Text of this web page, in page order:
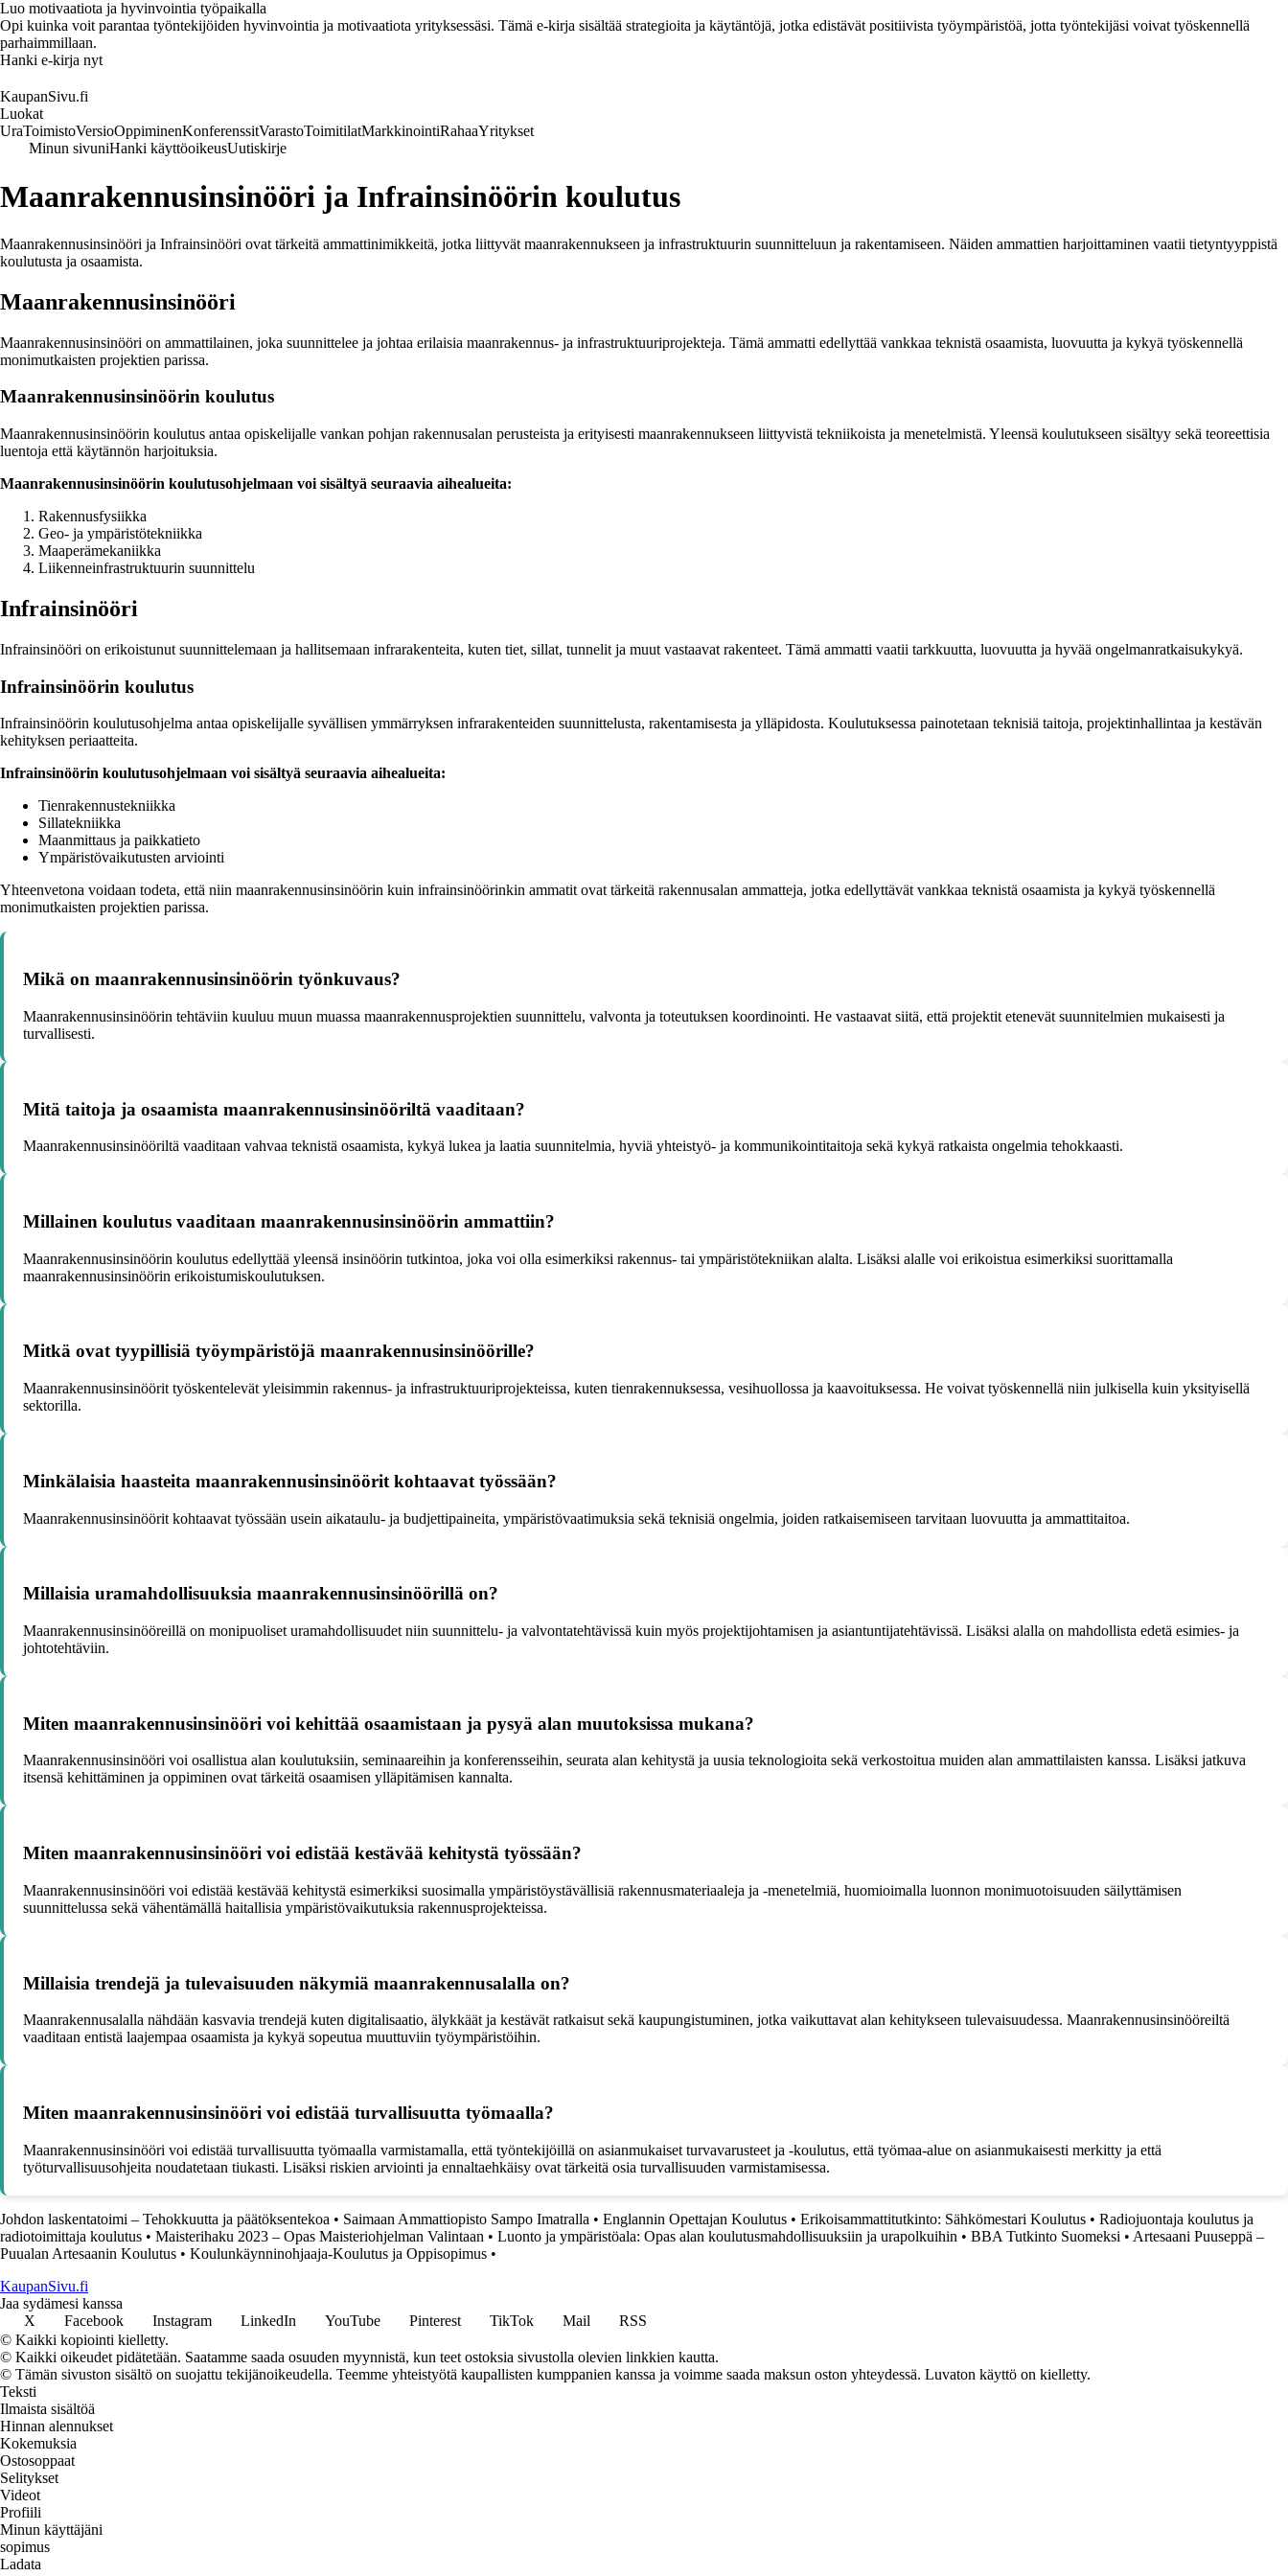
Luo motivaatiota ja hyvinvointia työpaikalla
Opi kuinka voit parantaa työntekijöiden hyvinvointia ja motivaatiota yrityksessäsi. Tämä e-kirja sisältää strategioita ja käytäntöjä, jotka edistävät positiivista työympäristöä, jotta työntekijäsi voivat työskennellä
parhaimmillaan.
Hanki e-kirja nyt
KaupanSivu.fi
Luokat
UraToimistoVersioOppiminenKonferenssitVarastoToimitilatMarkkinointiRahaaYritykset
Minun sivuniHanki käyttöoikeusUutiskirje
Maanrakennusinsinööri ja Infrainsinöörin koulutus
Maanrakennusinsinööri ja Infrainsinööri ovat tärkeitä ammattinimikkeitä, jotka liittyvät maanrakennukseen ja infrastruktuurin suunnitteluun ja rakentamiseen. Näiden ammattien harjoittaminen vaatii tietyntyyppistä
koulutusta ja osaamista.
Maanrakennusinsinööri
Maanrakennusinsinööri on ammattilainen, joka suunnittelee ja johtaa erilaisia maanrakennus- ja infrastruktuuriprojekteja. Tämä ammatti edellyttää vankkaa teknistä osaamista, luovuutta ja kykyä työskennellä
monimutkaisten projektien parissa.
Maanrakennusinsinöörin koulutus
Maanrakennusinsinöörin koulutus antaa opiskelijalle vankan pohjan rakennusalan perusteista ja erityisesti maanrakennukseen liittyvistä tekniikoista ja menetelmistä. Yleensä koulutukseen sisältyy sekä teoreettisia
luentoja että käytännön harjoituksia.
Maanrakennusinsinöörin koulutusohjelmaan voi sisältyä seuraavia aihealueita:
Rakennusfysiikka
Geo- ja ympäristötekniikka
Maaperämekaniikka
Liikenneinfrastruktuurin suunnittelu
Infrainsinööri
Infrainsinööri on erikoistunut suunnittelemaan ja hallitsemaan infrarakenteita, kuten tiet, sillat, tunnelit ja muut vastaavat rakenteet. Tämä ammatti vaatii tarkkuutta, luovuutta ja hyvää ongelmanratkaisukykyä.
Infrainsinöörin koulutus
Infrainsinöörin koulutusohjelma antaa opiskelijalle syvällisen ymmärryksen infrarakenteiden suunnittelusta, rakentamisesta ja ylläpidosta. Koulutuksessa painotetaan teknisiä taitoja, projektinhallintaa ja kestävän
kehityksen periaatteita.
Infrainsinöörin koulutusohjelmaan voi sisältyä seuraavia aihealueita:
Tienrakennustekniikka
Sillatekniikka
Maanmittaus ja paikkatieto
Ympäristövaikutusten arviointi
Yhteenvetona voidaan todeta, että niin maanrakennusinsinöörin kuin infrainsinöörinkin ammatit ovat tärkeitä rakennusalan ammatteja, jotka edellyttävät vankkaa teknistä osaamista ja kykyä työskennellä
monimutkaisten projektien parissa.
Mikä on maanrakennusinsinöörin työnkuvaus?
Maanrakennusinsinöörin tehtäviin kuuluu muun muassa maanrakennusprojektien suunnittelu, valvonta ja toteutuksen koordinointi. He vastaavat siitä, että projektit etenevät suunnitelmien mukaisesti ja
turvallisesti.
Mitä taitoja ja osaamista maanrakennusinsinööriltä vaaditaan?
Maanrakennusinsinööriltä vaaditaan vahvaa teknistä osaamista, kykyä lukea ja laatia suunnitelmia, hyviä yhteistyö- ja kommunikointitaitoja sekä kykyä ratkaista ongelmia tehokkaasti.
Millainen koulutus vaaditaan maanrakennusinsinöörin ammattiin?
Maanrakennusinsinöörin koulutus edellyttää yleensä insinöörin tutkintoa, joka voi olla esimerkiksi rakennus- tai ympäristötekniikan alalta. Lisäksi alalle voi erikoistua esimerkiksi suorittamalla
maanrakennusinsinöörin erikoistumiskoulutuksen.
Mitkä ovat tyypillisiä työympäristöjä maanrakennusinsinöörille?
Maanrakennusinsinöörit työskentelevät yleisimmin rakennus- ja infrastruktuuriprojekteissa, kuten tienrakennuksessa, vesihuollossa ja kaavoituksessa. He voivat työskennellä niin julkisella kuin yksityisellä
sektorilla.
Minkälaisia haasteita maanrakennusinsinöörit kohtaavat työssään?
Maanrakennusinsinöörit kohtaavat työssään usein aikataulu- ja budjettipaineita, ympäristövaatimuksia sekä teknisiä ongelmia, joiden ratkaisemiseen tarvitaan luovuutta ja ammattitaitoa.
Millaisia uramahdollisuuksia maanrakennusinsinöörillä on?
Maanrakennusinsinööreillä on monipuoliset uramahdollisuudet niin suunnittelu- ja valvontatehtävissä kuin myös projektijohtamisen ja asiantuntijatehtävissä. Lisäksi alalla on mahdollista edetä esimies- ja
johtotehtäviin.
Miten maanrakennusinsinööri voi kehittää osaamistaan ja pysyä alan muutoksissa mukana?
Maanrakennusinsinööri voi osallistua alan koulutuksiin, seminaareihin ja konferensseihin, seurata alan kehitystä ja uusia teknologioita sekä verkostoitua muiden alan ammattilaisten kanssa. Lisäksi jatkuva
itsensä kehittäminen ja oppiminen ovat tärkeitä osaamisen ylläpitämisen kannalta.
Miten maanrakennusinsinööri voi edistää kestävää kehitystä työssään?
Maanrakennusinsinööri voi edistää kestävää kehitystä esimerkiksi suosimalla ympäristöystävällisiä rakennusmateriaaleja ja -menetelmiä, huomioimalla luonnon monimuotoisuuden säilyttämisen
suunnittelussa sekä vähentämällä haitallisia ympäristövaikutuksia rakennusprojekteissa.
Millaisia trendejä ja tulevaisuuden näkymiä maanrakennusalalla on?
Maanrakennusalalla nähdään kasvavia trendejä kuten digitalisaatio, älykkäät ja kestävät ratkaisut sekä kaupungistuminen, jotka vaikuttavat alan kehitykseen tulevaisuudessa. Maanrakennusinsinööreiltä
vaaditaan entistä laajempaa osaamista ja kykyä sopeutua muuttuviin työympäristöihin.
Miten maanrakennusinsinööri voi edistää turvallisuutta työmaalla?
Maanrakennusinsinööri voi edistää turvallisuutta työmaalla varmistamalla, että työntekijöillä on asianmukaiset turvavarusteet ja -koulutus, että työmaa-alue on asianmukaisesti merkitty ja että
työturvallisuusohjeita noudatetaan tiukasti. Lisäksi riskien arviointi ja ennaltaehkäisy ovat tärkeitä osia turvallisuuden varmistamisessa.
Johdon laskentatoimi – Tehokkuutta ja päätöksentekoa • Saimaan Ammattiopisto Sampo Imatralla • Englannin Opettajan Koulutus • Erikoisammattitutkinto: Sähkömestari Koulutus • Radiojuontaja koulutus ja
radiotoimittaja koulutus • Maisterihaku 2023 – Opas Maisteriohjelman Valintaan • Luonto ja ympäristöala: Opas alan koulutusmahdollisuuksiin ja urapolkuihin • BBA Tutkinto Suomeksi • Artesaani Puuseppä –
Puualan Artesaanin Koulutus • Koulunkäynninohjaaja-Koulutus ja Oppisopimus •
KaupanSivu.fi
Jaa sydämesi kanssa
X
Facebook Instagram LinkedIn YouTube Pinterest TikTok Mail
RSS
© Kaikki kopiointi kielletty.
© Kaikki oikeudet pidätetään. Saatamme saada osuuden myynnistä, kun teet ostoksia sivustolla olevien linkkien kautta.
© Tämän sivuston sisältö on suojattu tekijänoikeudella. Teemme yhteistyötä kaupallisten kumppanien kanssa ja voimme saada maksun oston yhteydessä. Luvaton käyttö on kielletty.
Teksti
Ilmaista sisältöä
Hinnan alennukset
Kokemuksia
Ostosoppaat
Selitykset
Videot
Profiili
Minun käyttäjäni
sopimus
Ladata